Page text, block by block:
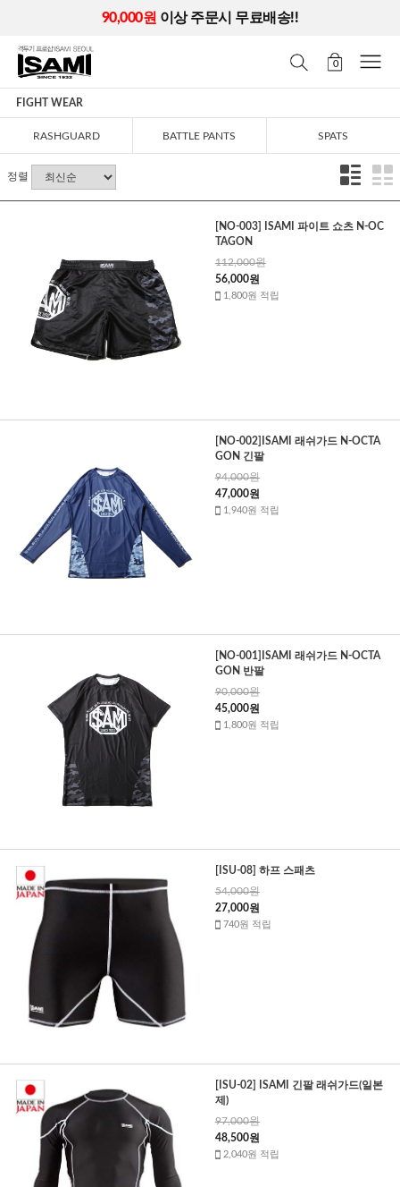
90,000원 이상 주문시 무료배송!!
0
FIGHT WEAR
RASHGUARD BATTLE PANTS SPATS
정렬
[NO-003] ISAMI 파이트 쇼츠 N-OC
TAGON
112,000원
56,000원
1,800원 적립
[NO-002]ISAMI 래쉬가드 N-OCTA
GON 긴팔
94,000원
47,000원
1,940원 적립
[NO-001]ISAMI 래쉬가드 N-OCTA
GON 반팔
90,000원
45,000원
1,800원 적립
[ISU-08] 하프 스패츠
54,000원
27,000원
740원 적립
[ISU-02] ISAMI 긴팔 래쉬가드(일본
제)
97,000원
48,500원
2,040원 적립